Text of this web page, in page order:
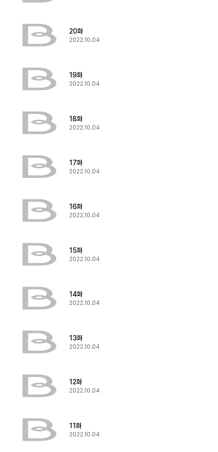
20화
2022.10.04
19화
2022.10.04
18화
2022.10.04
17화
2022.10.04
16화
2022.10.04
15화
2022.10.04
14화
2022.10.04
13화
2022.10.04
12화
2022.10.04
11화
2022.10.04